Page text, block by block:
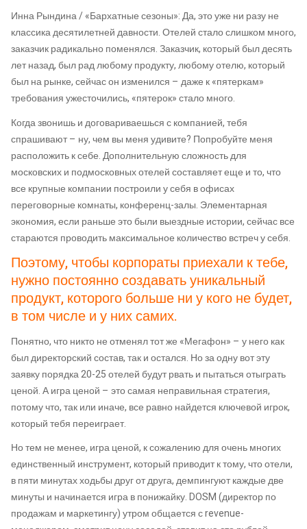
Инна Рындина / «Бархатные сезоны»: Да, это уже ни разу не
классика десятилетней давности. Отелей стало слишком много,
заказчик радикально поменялся. Заказчик, который был десять
лет назад, был рад любому продукту, любому отелю, который
был на рынке, сейчас он изменился – даже к «пятеркам»
требования ужесточились, «пятерок» стало много.
Когда звонишь и договариваешься с компанией, тебя
спрашивают – ну, чем вы меня удивите? Попробуйте меня
расположить к себе. Дополнительную сложность для
московских и подмосковных отелей составляет еще и то, что
все крупные компании построили у себя в офисах
переговорные комнаты, конференц-залы. Элементарная
экономия, если раньше это были выездные истории, сейчас все
стараются проводить максимальное количество встреч у себя.
Поэтому, чтобы корпораты приехали к тебе,
нужно постоянно создавать уникальный
продукт, которого больше ни у кого не будет,
в том числе и у них самих.
Понятно, что никто не отменял тот же «Мегафон» – у него как
был директорский состав, так и остался. Но за одну вот эту
заявку порядка 20-25 отелей будут рвать и пытаться отыграть
ценой. А игра ценой – это самая неправильная стратегия,
потому что, так или иначе, все равно найдется ключевой игрок,
который тебя переиграет.
Но тем не менее, игра ценой, к сожалению для очень многих
единственный инструмент, который приводит к тому, что отели,
в пяти минутах ходьбы друг от друга, демпингуют каждые две
минуты и начинается игра в понижайку. DOSM (директор по
продажам и маркетингу) утром общается с revenue-